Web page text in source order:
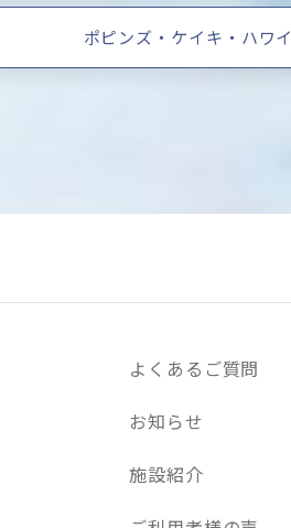
ポピンズ・ケイキ・ハワイ
よくあるご質問
お知らせ
施設紹介